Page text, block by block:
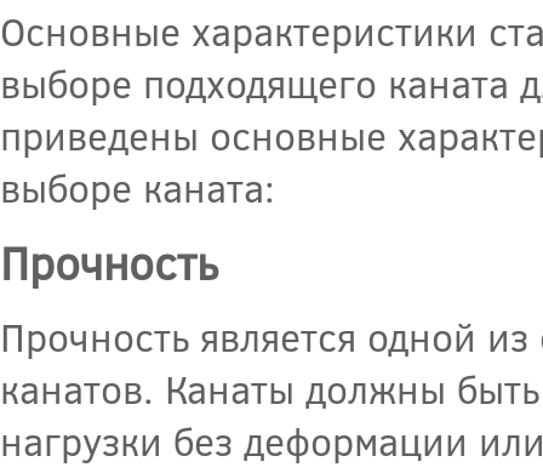
Основные характеристики
выборе подходящего каната
приведены основные
выборе каната:
Прочность
Прочность является одной
канатов. Канаты должны
нагрузки без деформации